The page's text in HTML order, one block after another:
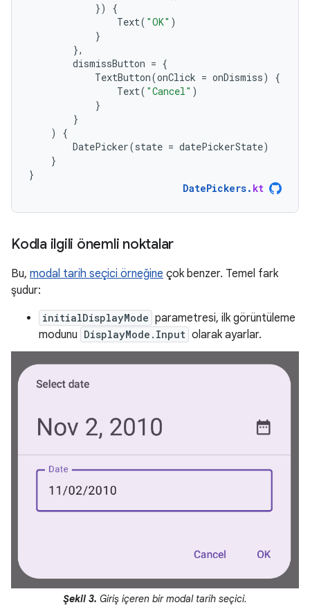
})
{
Text( "OK" )
}
},
dismissButton = {
TextButton(onClick = onDismiss)
{
Text( "Cancel" )
}
}
)
{
DatePicker(state = datePickerState)
}
}
DatePickers. kt
Kodla ilgili önemli noktalar
Bu, modal tarih seçici örneğine çok benzer. Temel fark
şudur:
initialDisplayMode parametresi, ilk görüntüleme
modunu DisplayMode.Input olarak ayarlar.
Şekil 3. Giriş içeren bir modal tarih seçici.